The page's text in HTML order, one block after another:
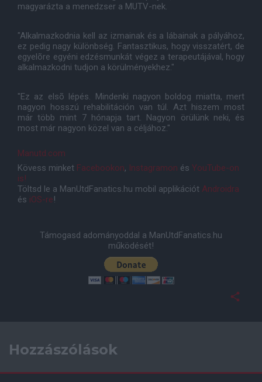
magyarázta a menedzser a MUTV-nek.
"Alkalmazkodnia kell az izmainak és a lábainak a pályához,
ez pedig nagy különbség. Fantasztikus, hogy visszatért, de
egyelõre egyéni edzésmunkát végez a terapeutájával, hogy
alkalmazkodni tudjon a körülményekhez."
"Ez az elsõ lépés. Mindenki nagyon boldog miatta, mert
nagyon hosszú rehabilitáción van túl. Azt hiszem most
már több mint 7 hónapja tart. Nagyon örülünk neki, és
most már nagyon közel van a céljához."
Manutd.com
Kövess minket Facebookon, Instagramon és YouTube-on
is!
Töltsd le a ManUtdFanatics.hu mobil applikációt Androidra
és iOS-re!
Támogasd adományoddal a ManUtdFanatics.hu
működését!
Hozzászólások